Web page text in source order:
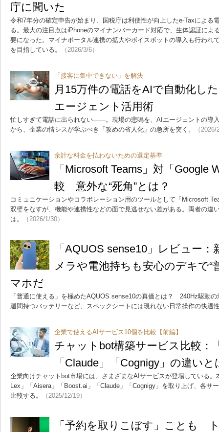
庁に聞いた
令和7年分の確定申告が始まり、国税庁は利便性が向上したe-Taxによる
る。最大の注目点はiPhoneのマイナンバーカード対応で、生体認証によ
要になった。マイナポータル連携の拡大やボイスボットの導入も行われ
を目指している。
（2026/3/6）
「接客に集中できない」を解決
月15万件の電話をAIで自動化し
エージェント活用術
忙しすぎて電話に出られない――。現場の悲鳴を、AIエージェントの導
から、企業の情シスが学ぶべき「攻めの省人化」の急所を突く。
（
余計な料金を払わないための選定基準
「Microsoft Teams」対「Google
較 意外な“死角”とは？
コミュニケーションやコラボレーション用のツールとして「Microsoft
双璧をなすが、機能や連携性などの面で見逃せない差がある。両者の違
は。
（2026/1/30）
「AQUOS sense10」レビュー
メラや電池持ちも安心のデキで“
マホだ
「普通に使える」を極めたAQUOS sense10の真価とは？ 240Hz駆動
週間持つバッテリーなど、スペックシートには現れない日常操作の快適
企業で使えるAIサービス10個を比較【前編】
チャットbot構築サービス比較：
「Claude」「Cognigy」の違いと
企業向けチャットbot市場には、さまざまなAIサービスが登場している
Lex」「Aisera」「Boost.ai」「Claude」「Cognigy」を取り上げ、各サ
比較する。
（2025/12/19）
「予約を取りこぼす」ことも